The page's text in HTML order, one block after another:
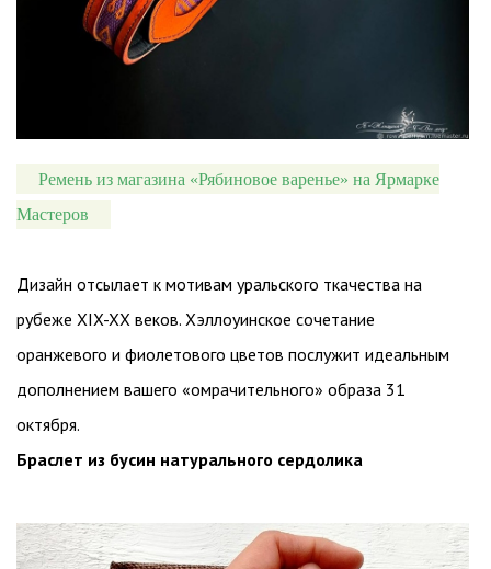
Ремень из магазина «Рябиновое варенье» на Ярмарке
Мастеров
Дизайн отсылает к мотивам уральского ткачества на
рубеже XIX-XX веков. Хэллоуинское сочетание
оранжевого и фиолетового цветов послужит идеальным
дополнением вашего «омрачительного» образа 31
октября.
Браслет из бусин натурального сердолика